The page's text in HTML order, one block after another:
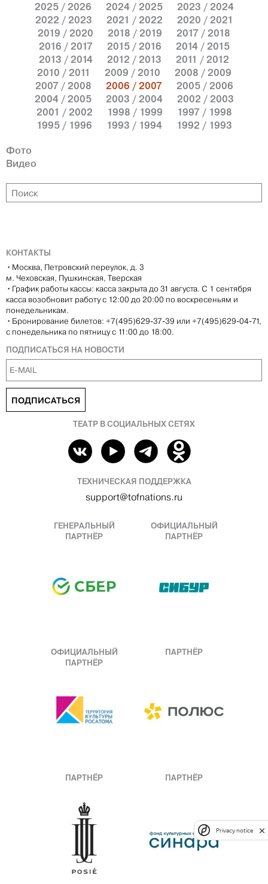
2025 / 2026
2024 / 2025
2023 / 2024
2022 / 2023
2021 / 2022
2020 / 2021
2019 / 2020
2018 / 2019
2017 / 2018
2016 / 2017
2015 / 2016
2014 / 2015
2013 / 2014
2012 / 2013
2011 / 2012
2010 / 2011
2009 / 2010
2008 / 2009
2007 / 2008
2006 / 2007
2005 / 2006
2004 / 2005
2003 / 2004
2002 / 2003
2001 / 2002
1998 / 1999
1997 / 1998
1995 / 1996
1993 / 1994 1992 / 1993
Фото
Видео
КОНТАКТЫ
• Москва, Петровский переулок, д. 3
м. Чеховская, Пушкинская, Тверская
• График работы кассы: касса закрыта до 31 августа. С 1 сентября
касса возобновит работу с 12:00 до 20:00 по воскресеньям и
понедельникам.
• Бронирование билетов: +7(495)629-37-39 или +7(495)629-04-71,
с понедельника по пятницу с 11:00 до 18:00.
ПОДПИСАТЬСЯ НА НОВОСТИ
ПОДПИСАТЬСЯ
ТЕАТР В СОЦИАЛЬНЫХ СЕТЯХ
ТЕХНИЧЕСКАЯ ПОДДЕРЖКА
support@tofnations.ru
ГЕНЕРАЛЬНЫЙ
ПАРТНЁР
ОФИЦИАЛЬНЫЙ
ПАРТНЁР
ОФИЦИАЛЬНЫЙ
ПАРТНЁР
ПАРТНЁР
ПАРТНЁР ПАРТНЁР
Privacy notice